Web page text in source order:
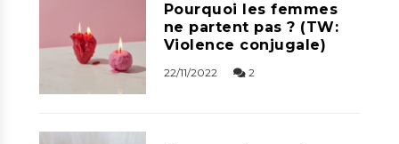
Pourquoi les femmes
ne partent pas ? (TW:
Violence conjugale)
22/11/2022 2